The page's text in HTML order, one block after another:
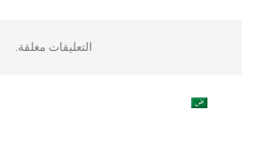
التعليقات مغلقة.